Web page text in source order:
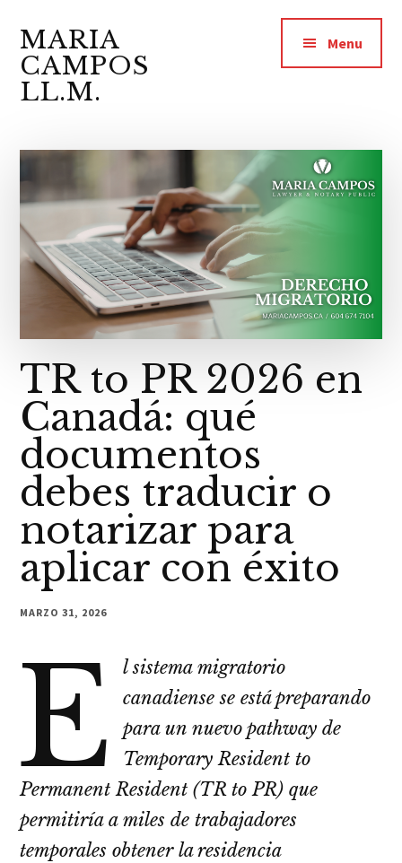
contenido
principal
barra
lateral
footer
menu
MARIA
CAMPOS
LL.M.
Público
Menu
TR to PR 2026 en
Canadá: qué
documentos
debes traducir o
notarizar para
aplicar con éxito
MARZO 31, 2026
E
l sistema migratorio
canadiense se está preparando
para un nuevo pathway de
Temporary Resident to
Permanent Resident (TR to PR) que
permitiría a miles de trabajadores
temporales obtener la residencia